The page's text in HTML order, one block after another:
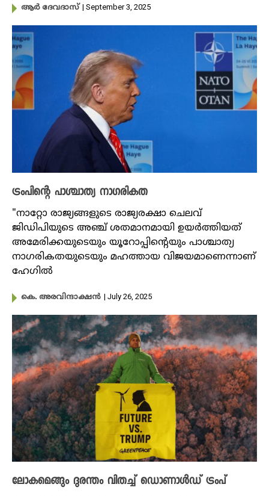
ആർ ദേവദാസ് | September 3, 2025
ട്രംപിന്റെ പാശ്ചാത്യ നാഗരികത
"നാറ്റോ രാജ്യങ്ങളുടെ രാജ്യരക്ഷാ ചെലവ്
ജിഡിപിയുടെ അഞ്ച് ശതമാനമായി ഉയർത്തിയത്
അമേരിക്കയുടെയും യൂറോപ്പിന്റെയും പാശ്ചാത്യ
നാഗരികതയുടെയും മഹത്തായ വിജയമാണെന്നാണ്
ഹേഗിൽ
കെ. അരവിന്ദാക്ഷൻ | July 26, 2025
ലോകമെങ്ങും ദുരന്തം വിതച്ച് ഡൊണാൾഡ് ട്രംപ്